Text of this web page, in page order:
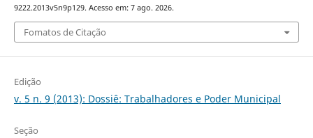
9222.2013v5n9p129. Acesso em: 7 ago. 2026.
Fomatos de Citação
Edição
v. 5 n. 9 (2013): Dossiê: Trabalhadores e Poder Municipal
Seção